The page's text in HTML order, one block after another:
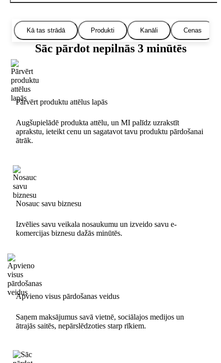
Kā tas strādā Produkti Kanāli Cenas
Sāc pārdot nepilnās 3 minūtēs
Pārvērt produktu attēlus lapās
Augšupielādē produkta attēlu, un MI palīdz uzrakstīt
aprakstu, ieteikt cenu un sagatavot tavu produktu pārdošanai
ātrāk.
Nosauc savu biznesu
Izvēlies savu veikala nosaukumu un izveido savu e-
komercijas biznesu dažās minūtēs.
Apvieno visus pārdošanas veidus
Saņem maksājumus savā vietnē, sociālajos medijos un
ātrajās saitēs, nepārslēdzoties starp rīkiem.